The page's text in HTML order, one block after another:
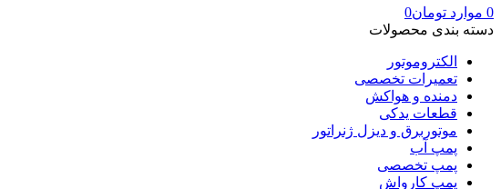
0 موارد تومان0
دسته بندی محصولات
الکتروموتور
تعمیرات تخصصی
دمنده و هواکش
قطعات یدکی
موتوربرق و دیزل ژنراتور
پمپ آب
پمپ تخصصی
پمپ کارواش